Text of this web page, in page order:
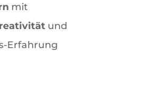
mit
und
Erfahrung